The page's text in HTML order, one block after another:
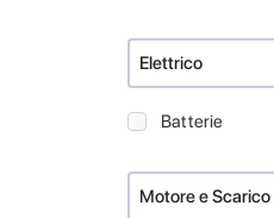
Elettrico
Batterie
Motore e Scarico